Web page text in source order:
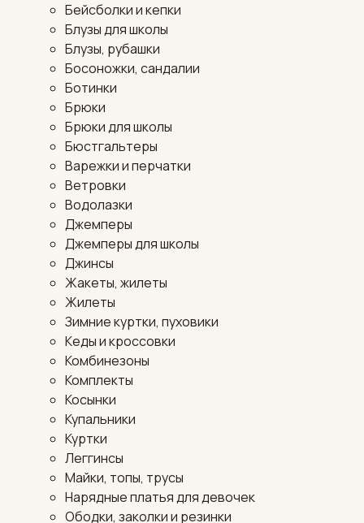
Бейсболки и кепки
Блузы для школы
Блузы, рубашки
Босоножки, сандалии
Ботинки
Брюки
Брюки для школы
Бюстгальтеры
Варежки и перчатки
Ветровки
Водолазки
Джемперы
Джемперы для школы
Джинсы
Жакеты, жилеты
Жилеты
Зимние куртки, пуховики
Кеды и кроссовки
Комбинезоны
Комплекты
Косынки
Купальники
Куртки
Леггинсы
Майки, топы, трусы
Нарядные платья для девочек
Ободки, заколки и резинки